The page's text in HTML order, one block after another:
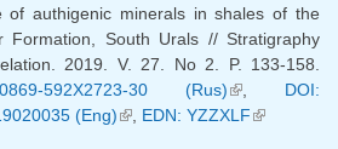
of authigenic minerals in shales of the
Formation, South Urals // Stratigraphy
2019. V. 27. No 2. P. 133-158.
592X2723-30 (Rus)(внешняя
ссылка)
, DOI:
(Eng)(внешняя ссылка)
, EDN: YZZXLF(внешняя